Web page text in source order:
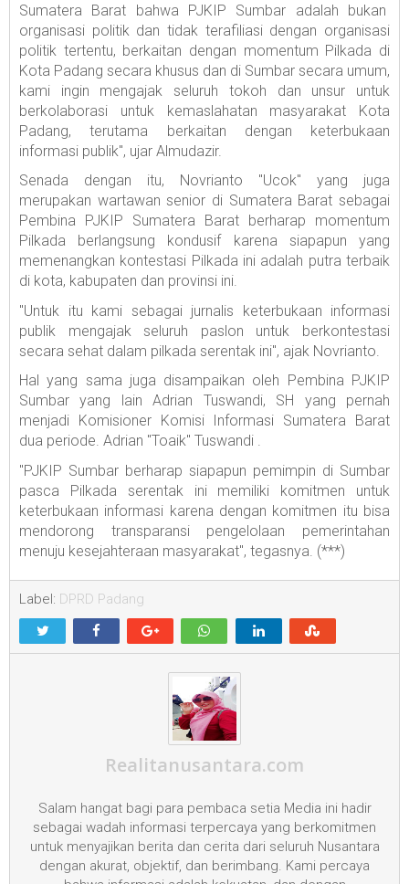
Sumatera Barat bahwa PJKIP Sumbar adalah bukan
organisasi politik dan tidak terafiliasi dengan organisasi
politik tertentu, berkaitan dengan momentum Pilkada di
Kota Padang secara khusus dan di Sumbar secara umum,
kami ingin mengajak seluruh tokoh dan unsur untuk
berkolaborasi untuk kemaslahatan masyarakat Kota
Padang, terutama berkaitan dengan keterbukaan
informasi publik", ujar Almudazir.
Senada dengan itu, Novrianto "Ucok" yang juga
merupakan wartawan senior di Sumatera Barat sebagai
Pembina PJKIP Sumatera Barat berharap momentum
Pilkada berlangsung kondusif karena siapapun yang
memenangkan kontestasi Pilkada ini adalah putra terbaik
di kota, kabupaten dan provinsi ini.
"Untuk itu kami sebagai jurnalis keterbukaan informasi
publik mengajak seluruh paslon untuk berkontestasi
secara sehat dalam pilkada serentak ini", ajak Novrianto.
Hal yang sama juga disampaikan oleh Pembina PJKIP
Sumbar yang lain Adrian Tuswandi, SH yang pernah
menjadi Komisioner Komisi Informasi Sumatera Barat
dua periode. Adrian "Toaik" Tuswandi .
"PJKIP Sumbar berharap siapapun pemimpin di Sumbar
pasca Pilkada serentak ini memiliki komitmen untuk
keterbukaan informasi karena dengan komitmen itu bisa
mendorong transparansi pengelolaan pemerintahan
menuju kesejahteraan masyarakat", tegasnya. (***)
Label: DPRD Padang
Realitanusantara.com
Salam hangat bagi para pembaca setia Media ini hadir
sebagai wadah informasi terpercaya yang berkomitmen
untuk menyajikan berita dan cerita dari seluruh Nusantara
dengan akurat, objektif, dan berimbang. Kami percaya